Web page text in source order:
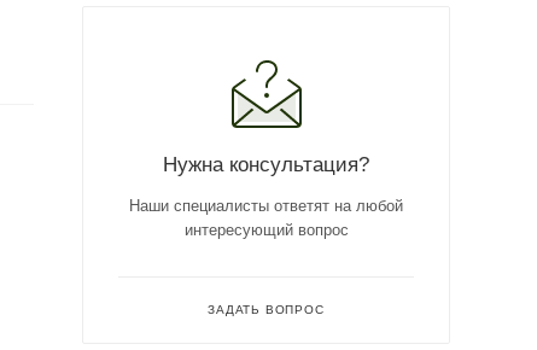
Нужна консультация?
Наши специалисты ответят на любой
интересующий вопрос
ЗАДАТЬ ВОПРОС